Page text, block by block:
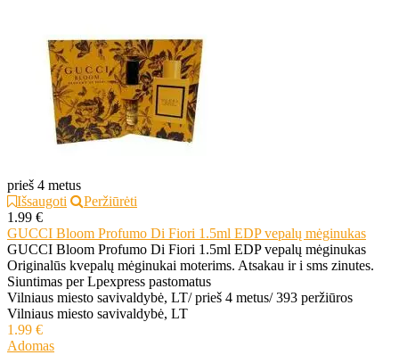
prieš 4 metus
Išsaugoti
Peržiūrėti
1.99 €
GUCCI Bloom Profumo Di Fiori 1.5ml EDP vepalų mėginukas
GUCCI Bloom Profumo Di Fiori 1.5ml EDP vepalų mėginukas
Originalūs kvepalų mėginukai moterims. Atsakau ir i sms zinutes.
Siuntimas per Lpexpress pastomatus
Vilniaus miesto savivaldybė, LT/ prieš 4 metus/ 393 peržiūros
Vilniaus miesto savivaldybė, LT
1.99 €
Adomas